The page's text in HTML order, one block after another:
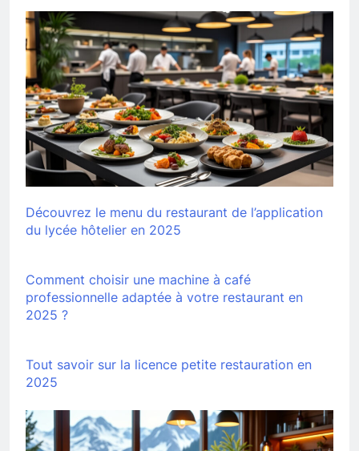
Découvrez le menu du restaurant de l’application
du lycée hôtelier en 2025
Comment choisir une machine à café
professionnelle adaptée à votre restaurant en
2025 ?
Tout savoir sur la licence petite restauration en
2025